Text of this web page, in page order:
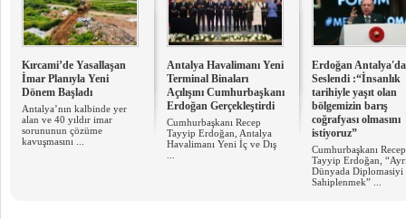
Kırcami’de Yasallaşan
İmar Planıyla Yeni
Dönem Başladı
Antalya’nın kalbinde yer
alan ve 40 yıldır imar
sorununun çözüme
kavuşmasını ...
Antalya Havalimanı Yeni
Terminal Binaları
Açılışını Cumhurbaşkanı
Erdoğan Gerçekleştirdi
Cumhurbaşkanı Recep
Tayyip Erdoğan, Antalya
Havalimanı Yeni İç ve Dış
Erdoğan
Seslendi :“İnsanlık
tarihiyle yaşıt olan
bölgemizin barış
coğrafyası olmasını
istiyoruz”
Cumhurbaşkanı Recep
Tayyip Erdoğan,
Dünyada Diplomasiyi
Sahiplenmek” ...